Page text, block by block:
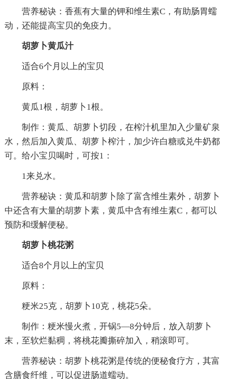
营养秘诀：香蕉有大量的钾和维生素C，有助肠胃蠕
动，还能提高宝贝的免疫力。
胡萝卜黄瓜汁
适合6个月以上的宝贝
原料：
黄瓜1根，胡萝卜1根。
制作：黄瓜、胡萝卜切段，在榨汁机里加入少量矿泉
水，然后加入黄瓜、胡萝卜榨汁，加少许白糖或兑牛奶都
可。给小宝贝喝时，可按1：
1来兑水。
营养秘诀：黄瓜和胡萝卜除了富含维生素外，胡萝卜
中还含有大量的胡萝卜素，黄瓜中含有维生素C，都可以
预防和缓解便秘。
胡萝卜桃花粥
适合8个月以上的宝贝
原料：
粳米25克，胡萝卜10克，桃花5朵。
制作：粳米慢火煮，开锅5—8分钟后，放入胡萝卜
末，至软烂黏稠，将桃花瓣撕碎加入，稍滚即可。
营养秘诀：胡萝卜桃花粥是传统的便秘食疗方，其富
含膳食纤维，可以促进肠道蠕动。